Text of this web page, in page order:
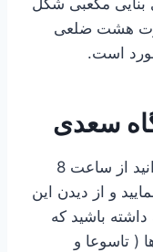
هشت ضلعی
است.
سعدی
برای بازدید از آرامگاه سعدی می توانید از ساعت 8
نمایید و از دیدن این
باشید که
( تاسوعا و